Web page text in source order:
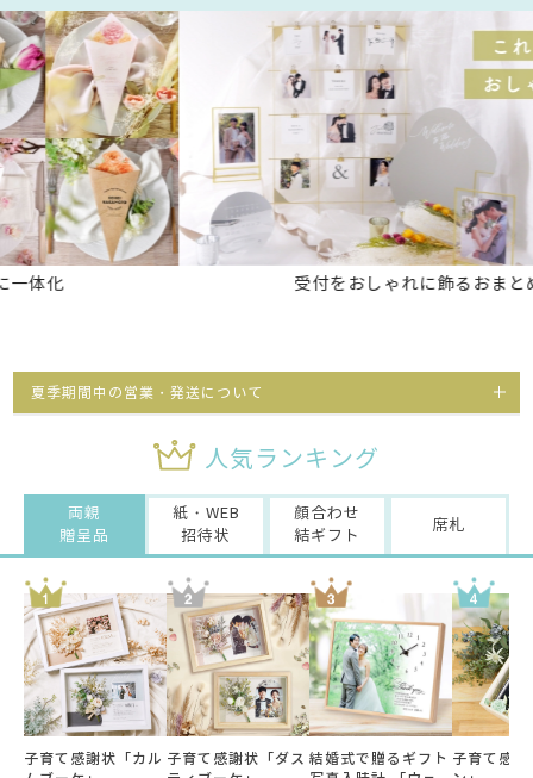
受付をおしゃれに飾るおまとめセット
夏季期間中の営業・発送について
人気ランキング
両親
贈呈品
紙・WEB
招待状
顔合わせ
結ギフト
席札
子育て感謝状「カル 子育て感謝状「ダス 結婚式で贈るギフト 子育て感